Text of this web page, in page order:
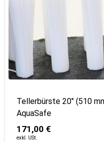
Tellerbürste 20" (510
AquaSafe
171,00 €
exkl. USt.